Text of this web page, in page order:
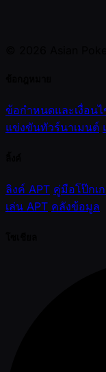
ข้อกำหนดและเงื่อนไ
แข่งขันทัวร์นาเมนต์
ลิงค์ APT คู่มือโป๊กเ
เล่น APT คลังข้อมูล